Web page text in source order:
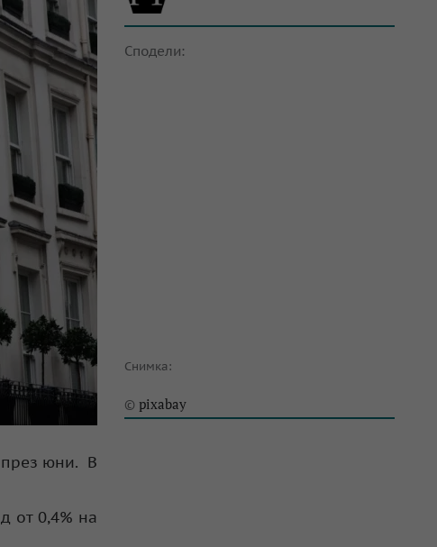
Сподели:
Снимка:
© pixabay
през юни. В
от 0,4% на